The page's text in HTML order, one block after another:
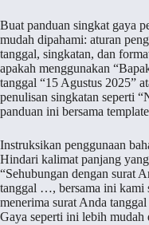
Buat panduan singkat gaya
mudah dipahami: aturan
tanggal, singkatan, dan
apakah menggunakan
tanggal “15 Agustus 2025”
penulisan singkatan seperti
panduan ini bersama
Instruksikan penggunaan
Hindari kalimat panjang
“Sehubungan dengan surat
tanggal …, bersama ini kami
menerima surat Anda
Gaya seperti ini lebih mudah